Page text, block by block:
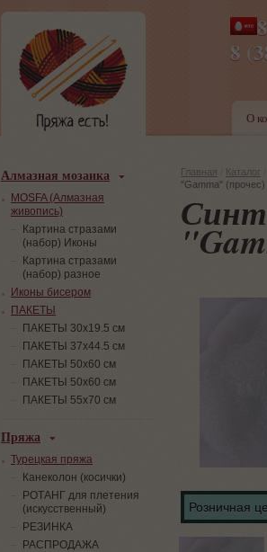
8
ПН-
О
Главная Каталог
"Gamma" (прочес)
Розничная
Алмазная мозаика
MOSFA (Алмазная
живопись)
Картина стразами
(набор) Иконы
Картина стразами
(набор) разное
Иконы бисером
ПАКЕТЫ
ПАКЕТЫ 30х19.5 см
ПАКЕТЫ 37х44.5 см
ПАКЕТЫ 50х60 см
ПАКЕТЫ 50х60 см
ПАКЕТЫ 55х70 см
Пряжа
Турецкая пряжа
Канеколон (косички)
РОТАНГ для плетения
(искусственный)
PЕЗИНКА
РАСПРОДАЖА